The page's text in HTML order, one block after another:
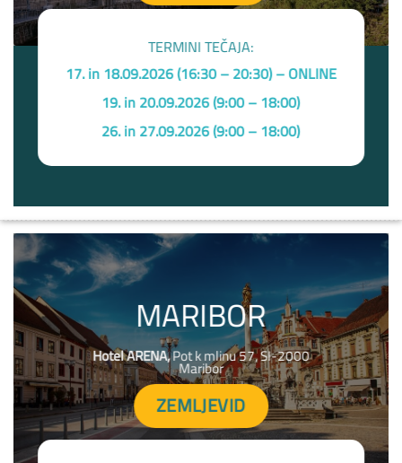
TERMINI TEČAJA:
17. in 18.09.2026 (16:30 – 20:30) – ONLINE
19. in 20.09.2026 (9:00 – 18:00)
26. in 27.09.2026 (9:00 – 18:00)
MARIBOR
Hotel ARENA,Pot k mlinu 57, SI-2000
Maribor
ZEMLJEVID